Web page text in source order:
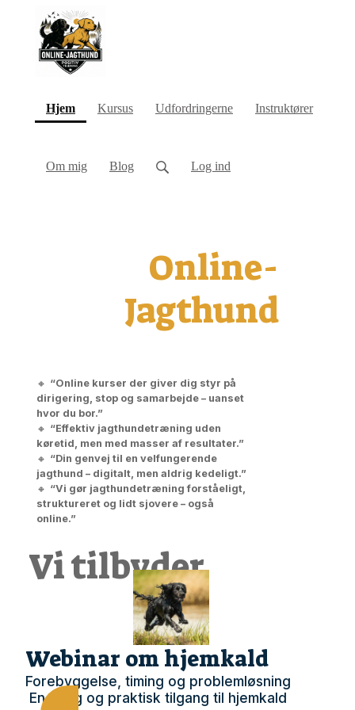
Hjem(current)
Kursus Udfordringerne Instruktører
Om mig Blog Log ind
Online-
Jagthund
🔸 “Online kurser der giver dig styr på
dirigering, stop og samarbejde – uanset
hvor du bor.”
🔸 “Effektiv jagthundetræning uden
køretid, men med masser af resultater.”
🔸 “Din genvej til en velfungerende
jagthund – digitalt, men aldrig kedeligt.”
🔸 “Vi gør jagthundetræning forståeligt,
struktureret og lidt sjovere – også
online.”
Vi tilbyder
Webinar om hjemkald
Forebyggelse, timing og problemløsning
En ærlig og praktisk tilgang til hjemkald